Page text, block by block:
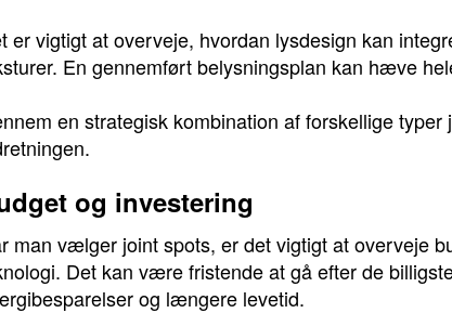
er vigtigt at overveje, hvordan lysdesign kan
En gennemført belysningsplan kan hæve
en strategisk kombination af forskellige
og investering
man vælger joint spots, er det vigtigt at overveje
Det kan være fristende at gå efter de
og længere levetid.